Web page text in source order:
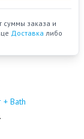
+ Bath
суммы заказа и
Доставка либо